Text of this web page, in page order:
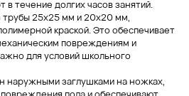
в течение долгих часов занятий.
трубы 25х25 мм и 20х20 мм,
краской. Это обеспечивает
повреждениям и
для условий школьного
наружными заглушками на ножках,